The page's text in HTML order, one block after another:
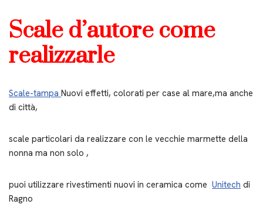
Scale d’autore come
realizzarle
Scale-tampa Nuovi effetti, colorati per case al mare,ma anche
di città,
scale particolari da realizzare con le vecchie marmette della
nonna ma non solo ,
puoi utilizzare rivestimenti nuovi in ceramica come Unitech di
Ragno